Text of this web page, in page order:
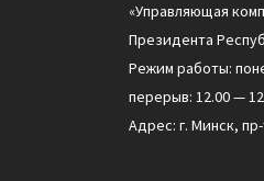
«Управляющая
Президента
Режим работы:
перерыв: 12.00 —
Адрес: г. Минск,